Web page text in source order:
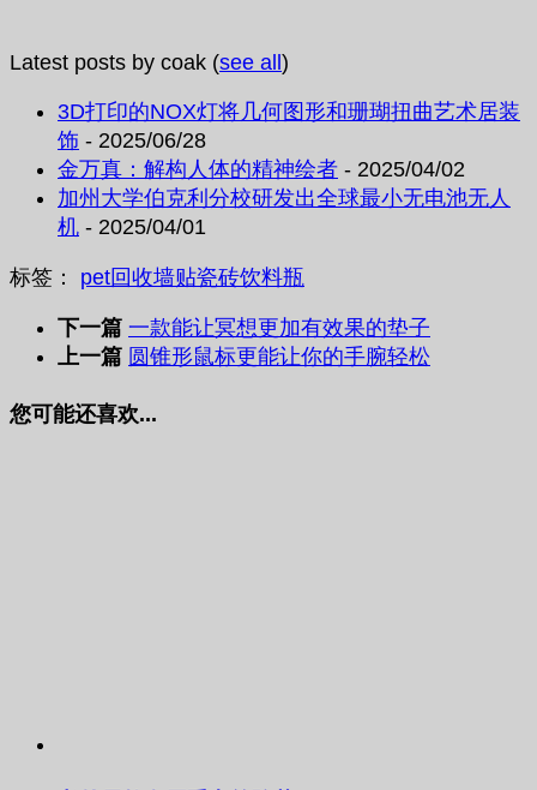
Latest posts by coak (see all )
3D打印的NOX灯将几何图形和珊瑚扭曲艺术居装
饰 - 2025/06/28
金万真：解构人体的精神绘者 - 2025/04/02
加州大学伯克利分校研发出全球最小无电池无人
机 - 2025/04/01
标签： pet回收墙贴瓷砖饮料瓶
下一篇 一款能让冥想更加有效果的垫子
上一篇 圆锥形鼠标更能让你的手腕轻松
您可能还喜欢...